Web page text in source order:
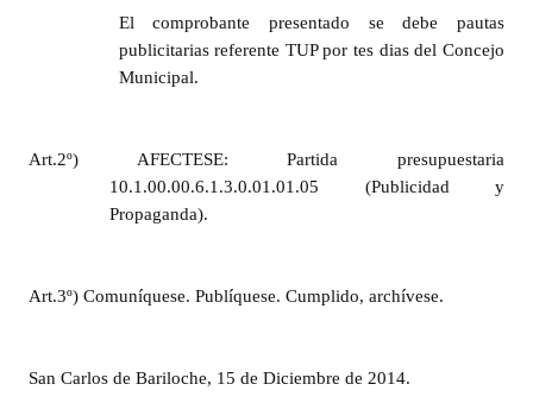
Bariloche, Municipio intercultural
Entrega de distinciones
El comprobante presentado se debe pautas
publicitarias referente TUP por tes dias del Concejo
Municipal.
Art.2º) AFECTESE: Partida presupuestaria
10.1.00.00.6.1.3.0.01.01.05 (Publicidad y
Propaganda).
Art.3º) Comuníquese. Publíquese. Cumplido, archívese.
San Carlos de Bariloche, 15 de Diciembre de 2014.